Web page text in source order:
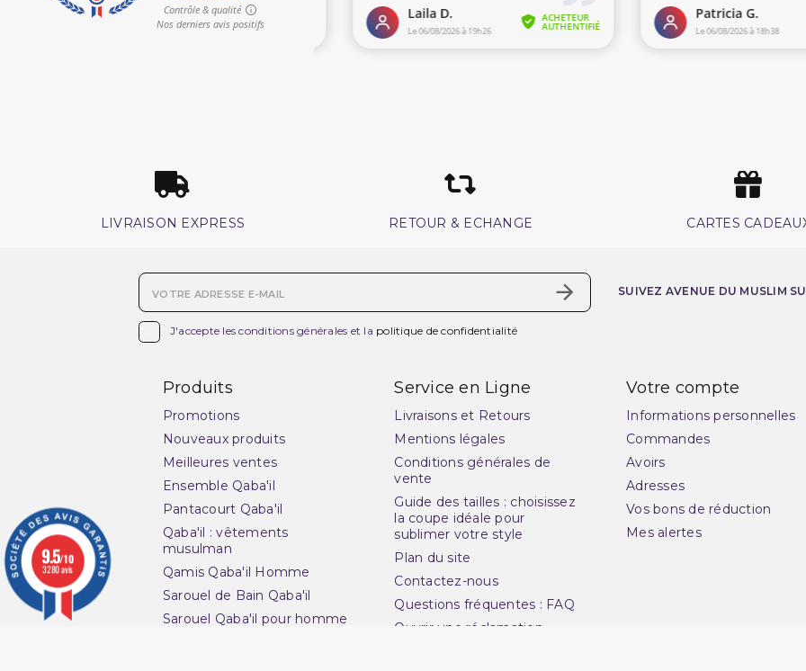
LIVRAISON EXPRESS RETOUR & ECHANGE CARTES
J'accepte les conditions générales et la politique de confidentialité
SUIVEZ AVENUE DU MUSLIM
Produits
Promotions
Nouveaux produits
Meilleures ventes
Ensemble Qaba'il
Pantacourt Qaba'il
Qaba'il : vêtements
musulman
Qamis Qaba'il Homme
Sarouel de Bain Qaba'il
Sarouel Qaba'il pour homme
Service en Ligne
Livraisons et Retours
Mentions légales
Conditions générales de
vente
Guide des tailles : choisissez
la coupe idéale pour
sublimer votre style
Plan du site
Contactez-nous
Questions fréquentes : FAQ
Ouvrir une réclamation
Votre compte
Informations personnelles
Commandes
Avoirs
Adresses
Vos bons de réduction
Mes alertes
9.5/10
3280 avis